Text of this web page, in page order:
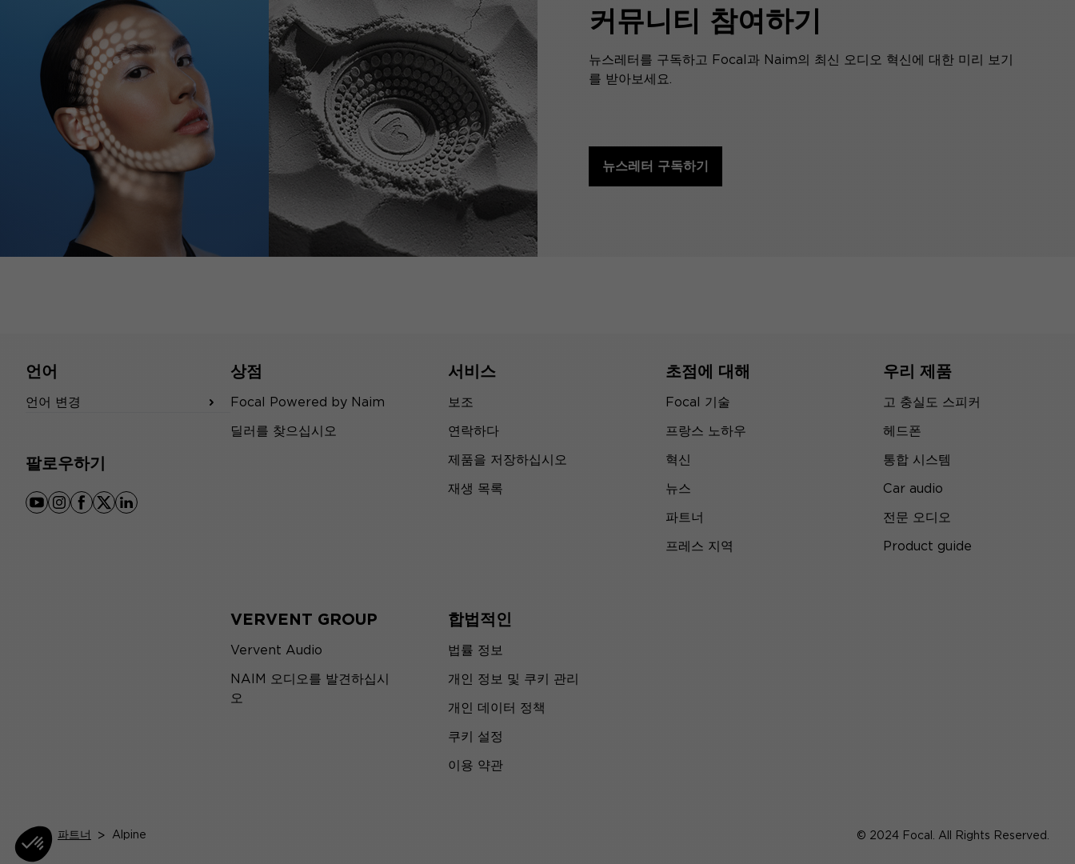
커뮤니티 참여하기
뉴스레터를 구독하고 Focal과 Naim의 최신 오디오 혁신에 대한 미리 보기
를 받아보세요.
뉴스레터 구독하기
언어
언어 변경
팔로우하기
youtube
instagram
facebook
x linkedin
상점
Focal Powered by Naim
딜러를 찾으십시오
서비스
보조
연락하다
제품을 저장하십시오
재생 목록
초점에 대해
Focal 기술
프랑스 노하우
혁신
뉴스
파트너
프레스 지역
우리 제품
고 충실도 스피커
헤드폰
통합 시스템
Car audio
전문 오디오
Product guide
VERVENT GROUP
Vervent Audio
NAIM 오디오를 발견하십시
오
합법적인
법률 정보
개인 정보 및 쿠키 관리
개인 데이터 정책
쿠키 설정
이용 약관
홈 > 파트너 > Alpine © 2024 Focal. All Rights Reserved.